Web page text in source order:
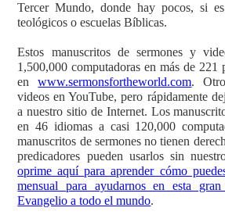
Tercer Mundo, donde hay pocos, si
teológicos o escuelas Bíblicas.
Estos manuscritos de sermones y
1,500,000 computadoras en más de 221
enwww.sermonsfortheworld.com.
videos en YouTube, pero rápidamente
a nuestro sitio de Internet. Los
en 46 idiomas a casi 120,000
manuscritos de sermones no tienen
predicadores pueden usarlos sin
oprime aquí para aprender cómo
mensual para ayudarnos en esta
Evangelio a todo el mundo.